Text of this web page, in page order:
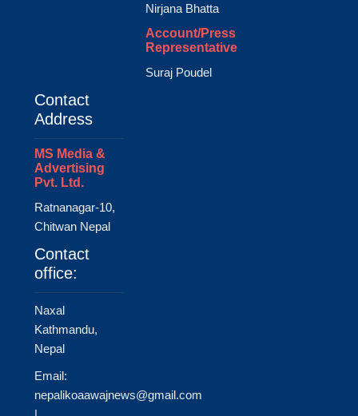
Nirjana Bhatta
Account/Press
Representative
Suraj Poudel
Contact
Address
MS Media &
Advertising
Pvt. Ltd.
Ratnanagar-10,
Chitwan Nepal
Contact
office:
Naxal
Kathmandu,
Nepal
Email:
nepalikoaawajnews@gmail.com